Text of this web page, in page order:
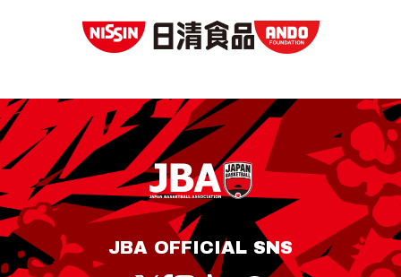
JBA OFFICIAL SNS